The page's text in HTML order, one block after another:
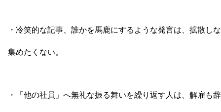
・冷笑的な記事、誰かを馬鹿にするような発言は、 拡散し
集めたくない。
・「他の社員」へ無礼な振る舞いを繰り返す人は、解雇も